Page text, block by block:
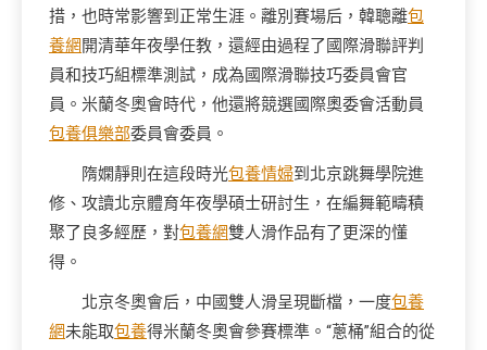
措，也時常影響到正常生涯。離別賽場后，韓聰離包
養網 開清華年夜學任教，還經由過程了國際滑聯評判
員和技巧組標準測試，成為國際滑聯技巧委員會官
員。米蘭冬奧會時代，他還將競選國際奧委會活動員
包養俱樂部委員會委員。
隋嫻靜則在這段時光包養情婦到北京跳舞學院進
修、攻讀北京體育年夜學碩士研討生，在編舞範疇積
聚了良多經歷，對包養網雙人滑作品有了更深的懂
得。
北京冬奧會后，中國雙人滑呈現斷檔，一度包養
網未能取包養得米蘭冬奧會參賽標準。“蔥桶”組合的從